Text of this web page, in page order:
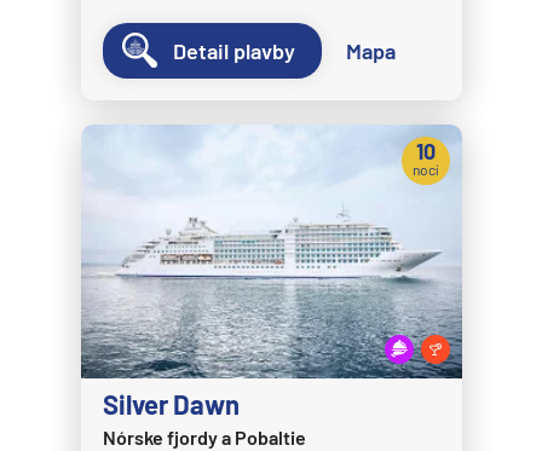
Detail plavby Mapa
Silver Dawn
Nórske fjordy a Pobaltie
10
nocí